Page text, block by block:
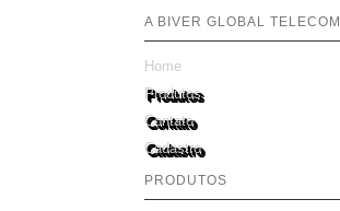
A BIVER GLOBAL TELECOM
Home
Produtos
Contato
Cadastro
PRODUTOS